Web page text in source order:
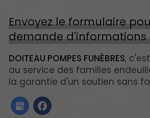
Envoyez le formulaire
demande d'informations
DOITEAU POMPES FUNÈBRES,
au service des familles
la garantie d'un soutien sans